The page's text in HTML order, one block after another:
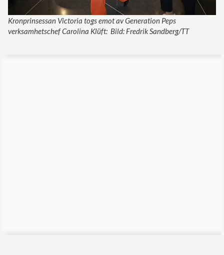
Kronprinsessan Victoria togs emot av Generation Peps
verksamhetschef Carolina Klüft: Bild: Fredrik Sandberg/TT